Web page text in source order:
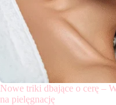
Nowe triki dbające o cerę –
na pielęgnację